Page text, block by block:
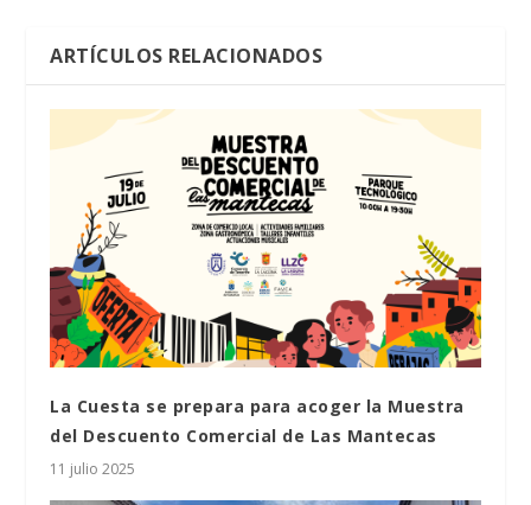
ARTÍCULOS RELACIONADOS
La Cuesta se prepara para acoger la Muestra
del Descuento Comercial de Las Mantecas
11 julio 2025